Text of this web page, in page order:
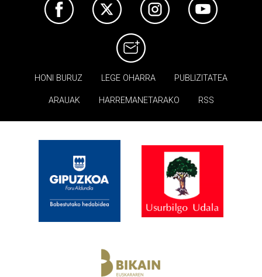
HONI BURUZ LEGE OHARRA PUBLIZITATEA
ARAUAK HARREMANETARAKO RSS